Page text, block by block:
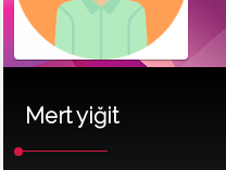
Mert yiğit